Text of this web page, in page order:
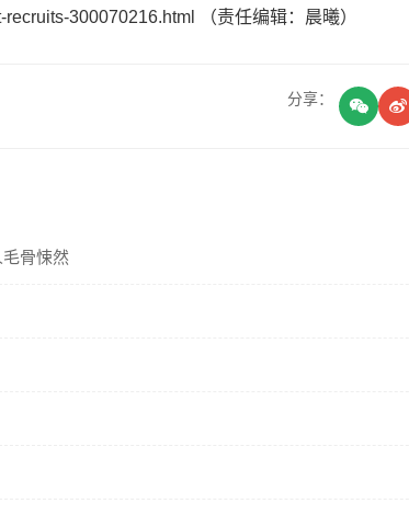
300070216.html （责任编辑：晨曦）
分享：
骨悚然